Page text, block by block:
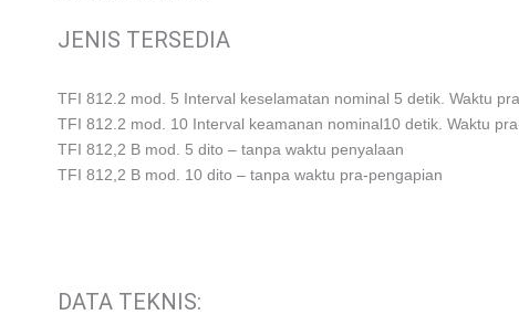
JENIS TERSEDIA
TFI 812.2 mod. 5 Interval keselamatan nominal 5 detik. Waktu
TFI 812.2 mod. 10 Interval keamanan nominal10 detik. Waktu
TFI 812,2 B mod. 5 dito – tanpa waktu penyalaan
TFI 812,2 B mod. 10 dito – tanpa waktu pra-pengapian
DATA TEKNIS: